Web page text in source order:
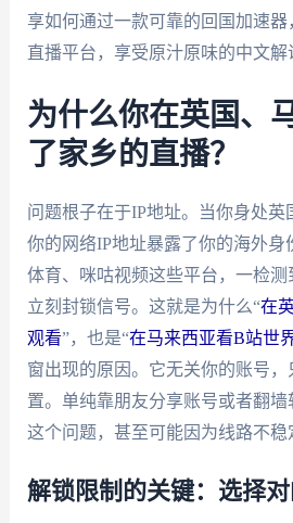
享如何通过一款可靠的回国加速
直播平台，享受原汁原味的中文解
为什么你在英国、
了家乡的直播？
问题根子在于IP地址。当你身处英
你的网络IP地址暴露了你的海外身
体育、咪咕视频这些平台，一检
立刻封锁信号。这就是为什么“在
观看”，也是“在马来西亚看B站世
窗出现的原因。它无关你的账号
置。单纯靠朋友分享账号或者翻
这个问题，甚至可能因为线路不稳
解锁限制的关键：选择